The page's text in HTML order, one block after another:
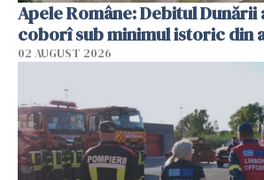
Apele Române: Debitul Dunării
coborî sub minimul istoric din
02 AUGUST 2026